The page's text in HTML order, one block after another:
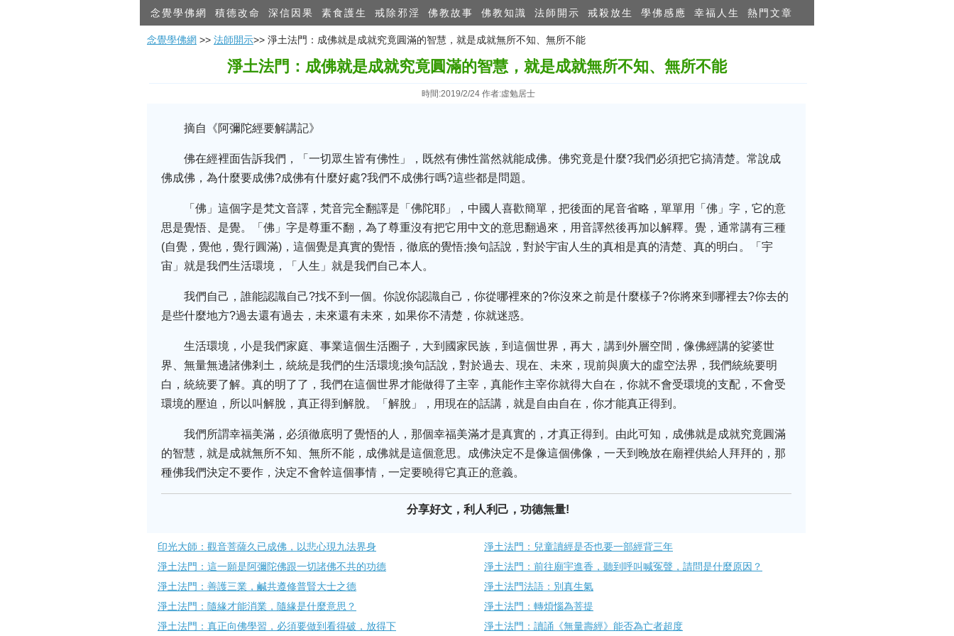
念覺學佛網 積德改命 深信因果 素食護生 戒除邪淫 佛教故事 佛教知識 法師開示 戒殺放生 學佛感應 幸福人生 熱門文章
念覺學佛網 >> 法師開示>> 淨土法門：成佛就是成就究竟圓滿的智慧，就是成就無所不知、無所不能
淨土法門：成佛就是成就究竟圓滿的智慧，就是成就無所不知、無所不能
時間:2019/2/24 作者:虛勉居士
摘自《阿彌陀經要解講記》
佛在經裡面告訴我們，「一切眾生皆有佛性」，既然有佛性當然就能成佛。佛究竟是什麼?我們必須把它搞清楚。常說成
佛成佛，為什麼要成佛?成佛有什麼好處?我們不成佛行嗎?這些都是問題。
「佛」這個字是梵文音譯，梵音完全翻譯是「佛陀耶」，中國人喜歡簡單，把後面的尾音省略，單單用「佛」字，它的意
思是覺悟、是覺。「佛」字是尊重不翻，為了尊重沒有把它用中文的意思翻過來，用音譯然後再加以解釋。覺，通常講有三種
(自覺，覺他，覺行圓滿)，這個覺是真實的覺悟，徹底的覺悟;換句話說，對於宇宙人生的真相是真的清楚、真的明白。「宇
宙」就是我們生活環境，「人生」就是我們自己本人。
我們自己，誰能認識自己?找不到一個。你說你認識自己，你從哪裡來的?你沒來之前是什麼樣子?你將來到哪裡去?你去的
是些什麼地方?過去還有過去，未來還有未來，如果你不清楚，你就迷惑。
生活環境，小是我們家庭、事業這個生活圈子，大到國家民族，到這個世界，再大，講到外層空間，像佛經講的娑婆世
界、無量無邊諸佛剎土，統統是我們的生活環境;換句話說，對於過去、現在、未來，現前與廣大的虛空法界，我們統統要明
白，統統要了解。真的明了了，我們在這個世界才能做得了主宰，真能作主宰你就得大自在，你就不會受環境的支配，不會受
環境的壓迫，所以叫解脫，真正得到解脫。「解脫」，用現在的話講，就是自由自在，你才能真正得到。
我們所謂幸福美滿，必須徹底明了覺悟的人，那個幸福美滿才是真實的，才真正得到。由此可知，成佛就是成就究竟圓滿
的智慧，就是成就無所不知、無所不能，成佛就是這個意思。成佛決定不是像這個佛像，一天到晚放在廟裡供給人拜拜的，那
種佛我們決定不要作，決定不會幹這個事情，一定要曉得它真正的意義。
分享好文，利人利己，功德無量!
印光大師：觀音菩薩久已成佛，以悲心現九法界身
淨土法門：兒童讀經是否也要一部經背三年
淨土法門：這一願是阿彌陀佛跟一切諸佛不共的功德
淨土法門：前往廟宇進香，聽到呼叫喊冤聲，請問是什麼原因？
淨土法門：善護三業，鹹共遵修普賢大士之德
淨土法門法語：別真生氣
淨土法門：隨緣才能消業，隨緣是什麼意思？
淨土法門：轉煩惱為菩提
淨土法門：真正向佛學習，必須要做到看得破，放得下
淨土法門：讀誦《無量壽經》能否為亡者超度